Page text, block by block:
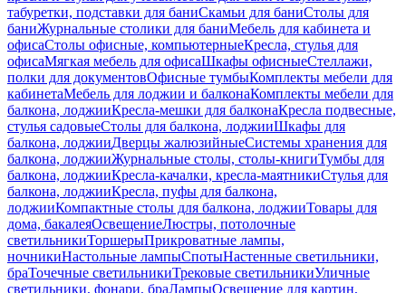
табуретки, подставки для баниСкамьи для баниСтолы для
баниЖурнальные столики для баниМебель для кабинета и
офисаСтолы офисные, компьютерныеКресла, стулья для
офисаМягкая мебель для офисаШкафы офисныеСтеллажи,
полки для документовОфисные тумбыКомплекты мебели для
кабинетаМебель для лоджии и балконаКомплекты мебели для
балкона, лоджииКресла-мешки для балконаКресла подвесные,
стулья садовыеСтолы для балкона, лоджииШкафы для
балкона, лоджииДверцы жалюзийныеСистемы хранения для
балкона, лоджииЖурнальные столы, столы-книгиТумбы для
балкона, лоджииКресла-качалки, кресла-маятникиСтулья для
балкона, лоджииКресла, пуфы для балкона,
лоджииКомпактные столы для балкона, лоджииТовары для
дома, бакалеяОсвещениеЛюстры, потолочные
светильникиТоршерыПрикроватные лампы,
ночникиНастольные лампыСпотыНастенные светильники,
браТочечные светильникиТрековые светильникиУличные
светильники, фонари, браЛампыОсвещение для картин,